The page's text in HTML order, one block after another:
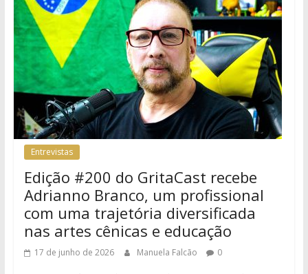
Entrevistas
Edição #200 do GritaCast recebe
Adrianno Branco, um profissional
com uma trajetória diversificada
nas artes cênicas e educação
17 de junho de 2026 Manuela Falcão 0